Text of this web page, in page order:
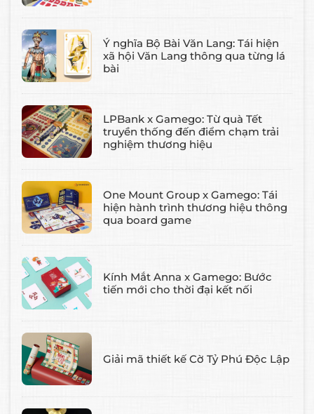
Ý nghĩa Bộ Bài Văn Lang: Tái hiện
xã hội Văn Lang thông qua từng lá
bài
LPBank x Gamego: Từ quà Tết
truyền thống đến điểm chạm trải
nghiệm thương hiệu
One Mount Group x Gamego: Tái
hiện hành trình thương hiệu thông
qua board game
Kính Mắt Anna x Gamego: Bước
tiến mới cho thời đại kết nối
Giải mã thiết kế Cờ Tỷ Phú Độc Lập